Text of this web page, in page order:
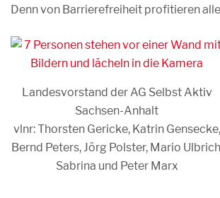
Denn von Barrierefreiheit profitieren
Landesvorstand der AG Selbst Aktiv
Sachsen-Anhalt
vlnr: Thorsten Gericke, Katrin Gensecke,
Bernd Peters, Jörg Polster, Mario
Sabrina und Peter Marx